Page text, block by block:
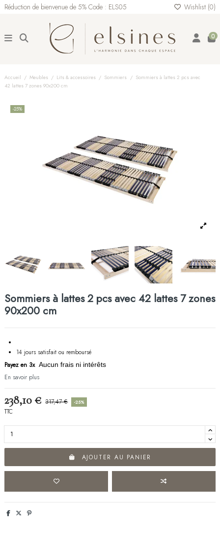
Réduction de bienvenue de 5% Code : ELS05 Wishlist (0)
0
Accueil Meubles Lits & accessoires Sommiers
Sommiers à lattes 2 pcs avec
42 lattes 7 zones 90x200 cm
-25%
Sommiers à lattes 2 pcs avec 42 lattes 7 zones
90x200 cm
14 jours satisfait ou remboursé
Payez en 3x Aucun frais ni intérêts
En savoir plus
238,10 € 317,47 € -25%
TTC
AJOUTER AU PANIER